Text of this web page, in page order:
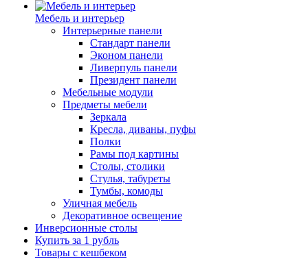
Мебель и интерьер
Интерьерные панели
Стандарт панели
Эконом панели
Ливерпуль панели
Президент панели
Мебельные модули
Предметы мебели
Зеркала
Кресла, диваны, пуфы
Полки
Рамы под картины
Столы, столики
Стулья, табуреты
Тумбы, комоды
Уличная мебель
Декоративное освещение
Инверсионные столы
Купить за 1 рубль
Товары с кешбеком